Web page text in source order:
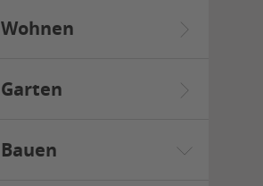
Wohnen
Garten
Bauen